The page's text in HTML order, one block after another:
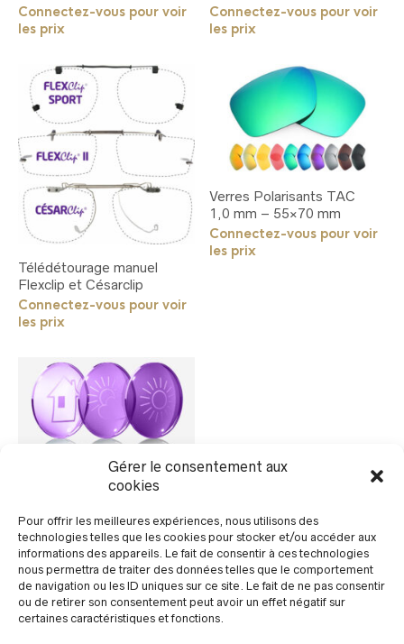
Gérer le consentement aux
cookies
Pour offrir les meilleures expériences, nous utilisons des
technologies telles que les cookies pour stocker et/ou accéder aux
informations des appareils. Le fait de consentir à ces technologies
nous permettra de traiter des données telles que le comportement
de navigation ou les ID uniques sur ce site. Le fait de ne pas consentir
ou de retirer son consentement peut avoir un effet négatif sur
certaines caractéristiques et fonctions.
Connectez-vous pour voir
les prix
Connectez-vous pour voir
les prix
Télédétourage manuel
Flexclip et Césarclip
Connectez-vous pour voir
les prix
Verres Polarisants TAC
1,0 mm – 55×70 mm
Connectez-vous pour voir
les prix
Verres de Confort TAC :
Connectez-vous pour voir
les prix